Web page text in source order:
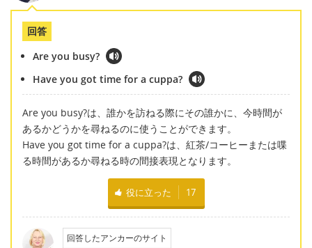
回答
Are you busy?
Have you got time for a cuppa?
Are you busy?は、誰かを訪ねる際にその誰かに、今時間が
あるかどうかを尋ねるのに使うことができます。
Have you got time for a cuppa?は、紅茶/コーヒーまたは喋
る時間があるか尋ねる時の間接表現となります。
役に立った 17
回答したアンカーのサイト